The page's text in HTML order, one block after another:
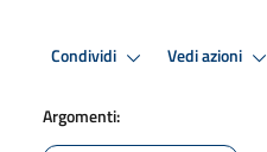
Condividi Vedi azioni
Argomenti: